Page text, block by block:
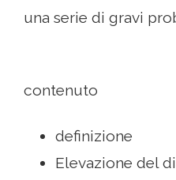
una serie di gravi
contenuto
definizione
Elevazione del